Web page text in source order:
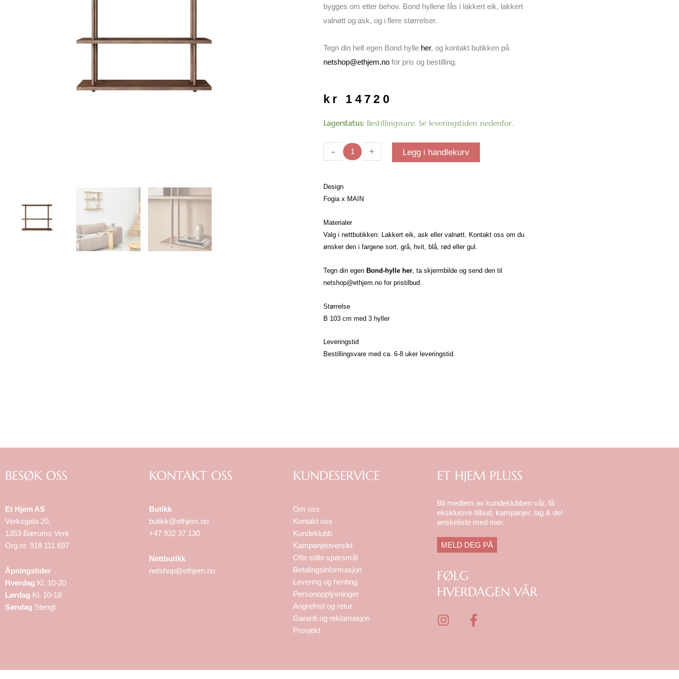
bygges om etter behov. Bond hyllene fås i lakkert eik, lakkert
valnøtt og ask, og i flere størrelser.
Tegn din helt egen Bond hylle her, og kontakt butikken på
netshop@ethjem.no for pris og bestilling.
kr 14720
Lagerstatus: Bestillingsvare. Se leveringstiden nedenfor.
-
Bond
|
antall
+ Legg i handlekurv
Design
Fogia x MAIN
Materialer
Valg i nettbutikken: Lakkert eik, ask eller valnøtt. Kontakt oss om du
ønsker den i fargene sort, grå, hvit, blå, rød eller gul.
Tegn din egen Bond-hylle her , ta skjermbilde og send den til
netshop@ethjem.no for pristilbud.
Størrelse
B 103 cm med 3 hyller
Leveringstid
Bestillingsvare med ca. 6-8 uker leveringstid.
BESØK OSS
Et Hjem AS
Verksgata 20,
1353 Bærums Verk
Org.nr. 918 111 697
Åpningstider
Hverdag Kl. 10-20
Lørdag Kl. 10-18
Søndag Stengt
KONTAKT OSS
Butikk
butikk@ethjem.no
+47 932 37 130
Nettbutikk
netshop@ethjem.no
KUNDESERVICE
Om oss
Kontakt oss
Kundeklubb
Kampanjeoversikt
Ofte stilte spørsmål
Betalingsinformasjon
Levering og henting
Personopplysninger
Angrefrist og retur
Garanti og reklamasjon
Prosjekt
ET HJEM PLUSS
Bli medlem av kundeklubben vår, få
eksklusive tilbud, kampanjer, lag & del
ønskeliste med mer.
MELD DEG PÅ
FØLG
HVERDAGEN VÅR
I
a
F
b